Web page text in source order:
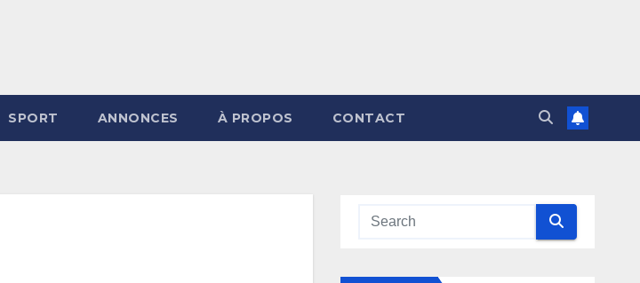
SPORT ANNONCES À PROPOS CONTACT